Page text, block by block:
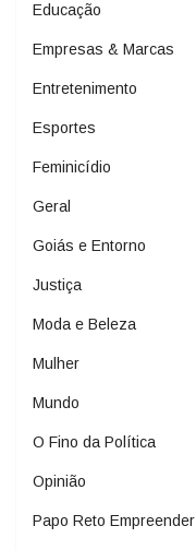
Educação
Empresas & Marcas
Entretenimento
Esportes
Feminicídio
Geral
Goiás e Entorno
Justiça
Moda e Beleza
Mulher
Mundo
O Fino da Política
Opinião
Papo Reto Empreender